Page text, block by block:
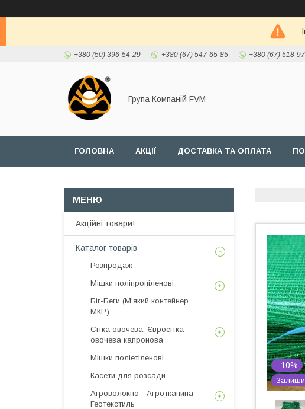
+380 (50) 396-54-29 +380 (67) 547-65-85 +380 (67) 518-
Група Компаній FVM
ГОЛОВНА АКЦІЇ ДОСТАВКА ТА ОПЛАТА
–10%
Акційні товари!
Каталог товарів
Розпродаж
Мішки поліпропіленові
Біг-Беги (М'який контейнер
МКР)
Сітка овочева, Євросітка
овочева капронова
МІшки поліетіленові
Касети для розсади
Агроволокно - Агротканина -
Геотекстиль